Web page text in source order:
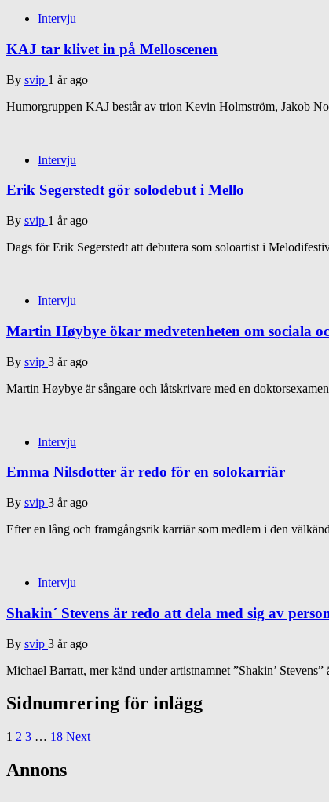
Intervju
KAJ tar klivet in på Melloscenen
By svip 1 år ago
Humorgruppen KAJ består av trion Kevin Holmström, Jakob
Intervju
Erik Segerstedt gör solodebut i Mello
By svip 1 år ago
Dags för Erik Segerstedt att debutera som soloartist i
Intervju
Martin Høybye ökar medvetenheten om sociala
By svip 3 år ago
Martin Høybye är sångare och låtskrivare med en
Intervju
Emma Nilsdotter är redo för en solokarriär
By svip 3 år ago
Efter en lång och framgångsrik karriär som medlem i den
Intervju
Shakin´ Stevens är redo att dela med sig av
By svip 3 år ago
Michael Barratt, mer känd under artistnamnet ”Shakin’
Sidnumrering för inlägg
1 2 3 … 18 Next
Annons